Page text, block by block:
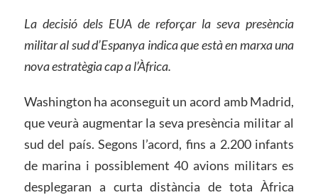
La decisió dels EUA de reforçar la seva presència
militar al sud d’Espanya indica que està en marxa una
nova estratègia cap a l’Àfrica.
Washington ha aconseguit un acord amb Madrid,
que veurà augmentar la seva presència militar al
sud del país. Segons l’acord, fins a 2.200 infants
de marina i possiblement 40 avions militars es
desplegaran a curta distància de tota Àfrica